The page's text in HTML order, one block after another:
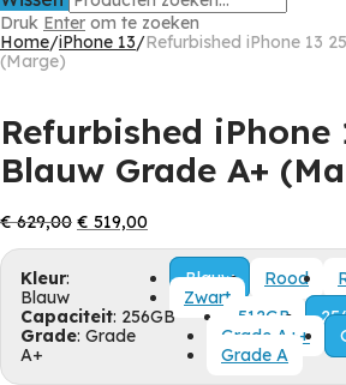
Druk Enter om te zoeken
Home/iPhone 13/Refurbished iPhone 13
(Marge)
Refurbished iPhone
Blauw Grade A+
€629,00 Oorspronkelijke
€ 629,00.
€ 519,00
€ 519,00.
Kleur:
Blauw
Blauw Rood
Zwart
Capaciteit: 256GB 512GB
Grade: Grade
A+
Grade A++
Grade A